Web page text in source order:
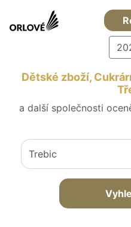
Dětské zboží,
a další společnosti